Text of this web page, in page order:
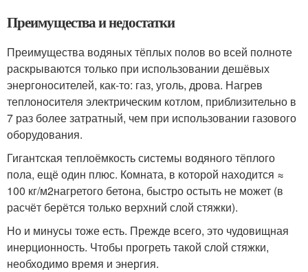
Преимущества и недостатки
Преимущества водяных тёплых полов во всей полноте
раскрываются только при использовании дешёвых
энергоносителей, как-то: газ, уголь, дрова. Нагрев
теплоносителя электрическим котлом, приблизительно в
7 раз более затратный, чем при использовании газового
оборудования.
Гигантская теплоёмкость системы водяного тёплого
пола, ещё один плюс. Комната, в которой находится ≈
100 кг/м2нагретого бетона, быстро остыть не может (в
расчёт берётся только верхний слой стяжки).
Но и минусы тоже есть. Прежде всего, это чудовищная
инерционность. Чтобы прогреть такой слой стяжки,
необходимо время и энергия.